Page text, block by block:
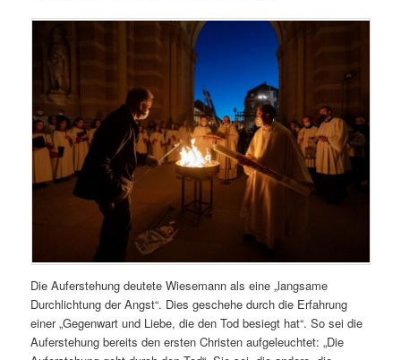
Die Auferstehung deutete Wiesemann als eine „langsame
Durchlichtung der Angst“. Dies geschehe durch die Erfahrung
einer „Gegenwart und Liebe, die den Tod besiegt hat“. So sei die
Auferstehung bereits den ersten Christen aufgeleuchtet: „Die